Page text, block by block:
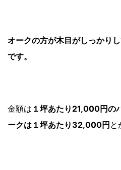
オークの方が木目がしっかり
です。
金額は １坪あたり21,000円の
ークは１坪あたり32,000円 と